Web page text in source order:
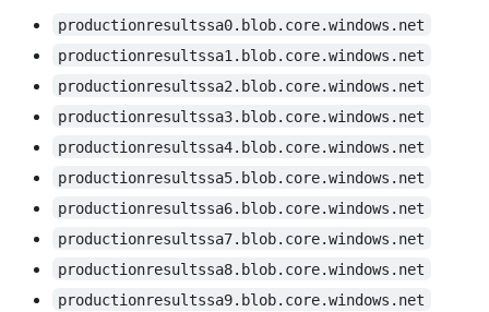
productionresultssa0.blob.core.windows.net
productionresultssa1.blob.core.windows.net
productionresultssa2.blob.core.windows.net
productionresultssa3.blob.core.windows.net
productionresultssa4.blob.core.windows.net
productionresultssa5.blob.core.windows.net
productionresultssa6.blob.core.windows.net
productionresultssa7.blob.core.windows.net
productionresultssa8.blob.core.windows.net
productionresultssa9.blob.core.windows.net